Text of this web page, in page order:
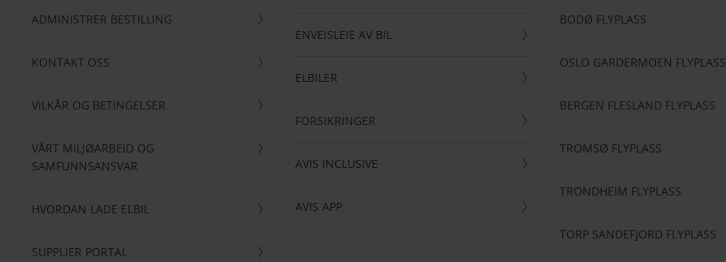
ADMINISTRER BESTILLING
KONTAKT OSS
VILKÅR OG BETINGELSER
VÅRT MILJØARBEID OG
SAMFUNNSANSVAR
HVORDAN LADE ELBIL
SUPPLIER PORTAL
ENVEISLEIE AV BIL
ELBILER
FORSIKRINGER
AVIS INCLUSIVE
AVIS APP
BODØ FLYPLASS
OSLO GARDERMOEN FLYPLASS
BERGEN FLESLAND FLYPLASS
TROMSØ FLYPLASS
TRONDHEIM FLYPLASS
TORP SANDEFJORD FLYPLASS